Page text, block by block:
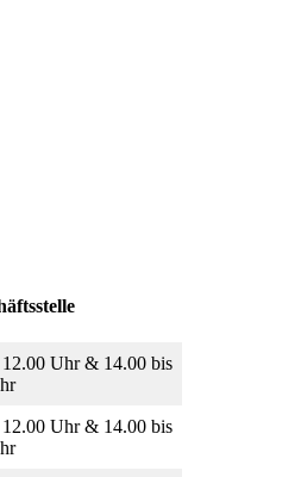
Uhr & 14.00 bis
Uhr & 14.00 bis